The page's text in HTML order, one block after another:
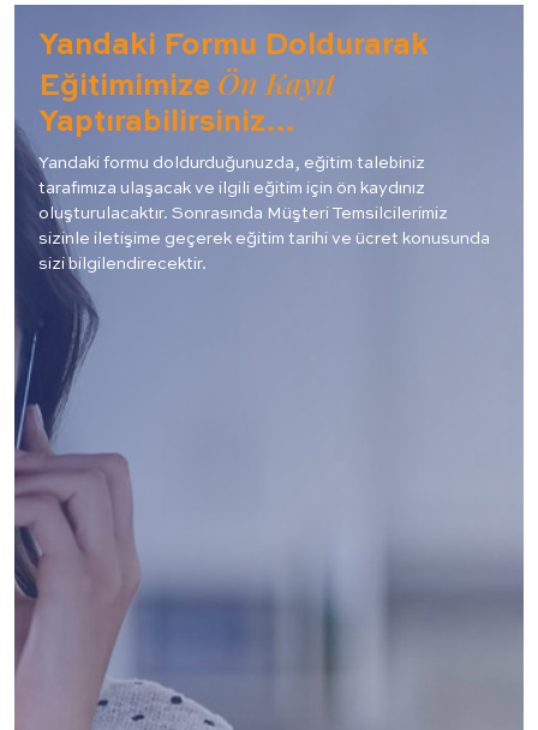
Yandaki Formu Doldurarak
Eğitimimize Ön Kayıt
Yaptırabilirsiniz…
Yandaki formu doldurduğunuzda, eğitim talebiniz
tarafımıza ulaşacak ve ilgili eğitim için ön kaydınız
oluşturulacaktır. Sonrasında Müşteri Temsilcilerimiz
sizinle iletişime geçerek eğitim tarihi ve ücret konusunda
sizi bilgilendirecektir.